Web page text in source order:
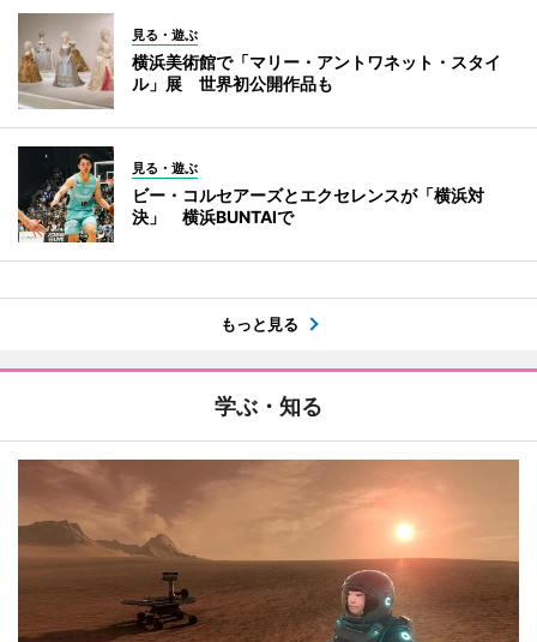
見る・遊ぶ
横浜美術館で「マリー・アントワネット・スタイ
ル」展 世界初公開作品も
見る・遊ぶ
ビー・コルセアーズとエクセレンスが「横浜対
決」 横浜BUNTAIで
もっと見る
学ぶ・知る